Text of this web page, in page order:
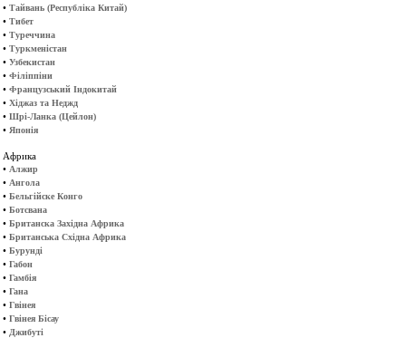
• Тайвань (Республіка Китай)
• Тибет
• Туреччина
• Туркменістан
• Узбекистан
• Філіппіни
• Французський Індокитай
• Хіджаз та Неджд
• Шрі-Ланка (Цейлон)
• Японія
Африка
• Алжир
• Ангола
• Бельгійске Конго
• Ботсвана
• Британска Західна Африка
• Британська Східна Африка
• Бурунді
• Габон
• Гамбія
• Гана
• Гвінея
• Гвінея Бісау
• Джибуті